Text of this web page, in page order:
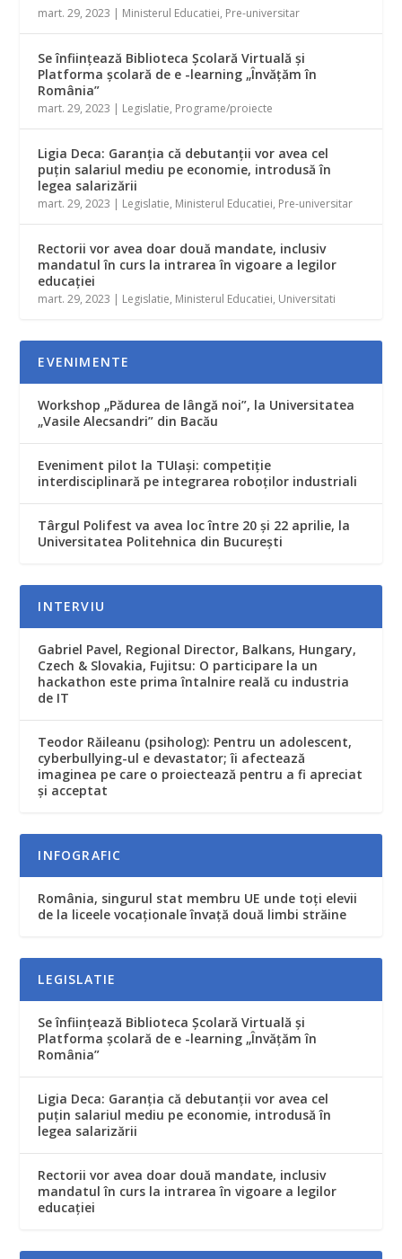
mart. 29, 2023 | Ministerul Educatiei, Pre-universitar
Se înfiinţează Biblioteca Şcolară Virtuală şi
Platforma şcolară de e -learning „Învăţăm în
România”
mart. 29, 2023 | Legislatie, Programe/proiecte
Ligia Deca: Garanţia că debutanţii vor avea cel
puţin salariul mediu pe economie, introdusă în
legea salarizării
mart. 29, 2023 | Legislatie, Ministerul Educatiei, Pre-universitar
Rectorii vor avea doar două mandate, inclusiv
mandatul în curs la intrarea în vigoare a legilor
educaţiei
mart. 29, 2023 | Legislatie, Ministerul Educatiei, Universitati
EVENIMENTE
Workshop „Pădurea de lângă noi”, la Universitatea
„Vasile Alecsandri” din Bacău
Eveniment pilot la TUIași: competiție
interdisciplinară pe integrarea roboților industriali
Târgul Polifest va avea loc între 20 şi 22 aprilie, la
Universitatea Politehnica din Bucureşti
INTERVIU
Gabriel Pavel, Regional Director, Balkans, Hungary,
Czech & Slovakia, Fujitsu: O participare la un
hackathon este prima întalnire reală cu industria
de IT
Teodor Răileanu (psiholog): Pentru un adolescent,
cyberbullying-ul e devastator; îi afectează
imaginea pe care o proiectează pentru a fi apreciat
şi acceptat
INFOGRAFIC
România, singurul stat membru UE unde toţi elevii
de la liceele vocaţionale învaţă două limbi străine
LEGISLATIE
Se înfiinţează Biblioteca Şcolară Virtuală şi
Platforma şcolară de e -learning „Învăţăm în
România”
Ligia Deca: Garanţia că debutanţii vor avea cel
puţin salariul mediu pe economie, introdusă în
legea salarizării
Rectorii vor avea doar două mandate, inclusiv
mandatul în curs la intrarea în vigoare a legilor
educaţiei